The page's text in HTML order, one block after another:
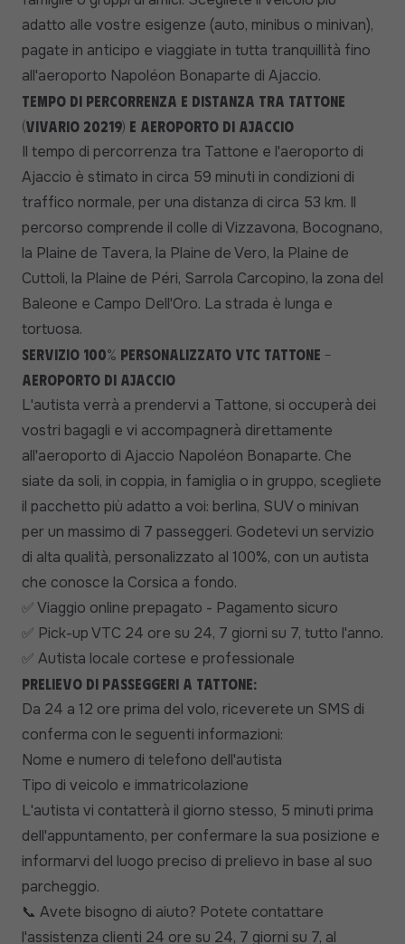
adatto alle vostre esigenze (auto, minibus o minivan),
pagate in anticipo e viaggiate in tutta tranquillità fino
all'aeroporto Napoléon Bonaparte di Ajaccio.
Tempo di percorrenza e distanza tra Tattone
(Vivario 20219) e aeroporto di Ajaccio
Il tempo di percorrenza tra Tattone e l'aeroporto di
Ajaccio è stimato in circa 59 minuti in condizioni di
traffico normale, per una distanza di circa 53 km. Il
percorso comprende il colle di Vizzavona, Bocognano,
la Plaine de Tavera, la Plaine de Vero, la Plaine de
Cuttoli, la Plaine de Péri, Sarrola Carcopino, la zona del
Baleone e Campo Dell'Oro. La strada è lunga e
tortuosa.
Servizio 100% personalizzato VTC Tattone -
Aeroporto di Ajaccio
L'autista verrà a prendervi a Tattone, si occuperà dei
vostri bagagli e vi accompagnerà direttamente
all'aeroporto di Ajaccio Napoléon Bonaparte. Che
siate da soli, in coppia, in famiglia o in gruppo, scegliete
il pacchetto più adatto a voi: berlina, SUV o minivan
per un massimo di 7 passeggeri. Godetevi un servizio
di alta qualità, personalizzato al 100%, con un autista
che conosce la Corsica a fondo.
✅ Viaggio online prepagato - Pagamento sicuro
✅ Pick-up VTC 24 ore su 24, 7 giorni su 7, tutto l'anno.
✅ Autista locale cortese e professionale
Prelievo di passeggeri a Tattone:
Da 24 a 12 ore prima del volo, riceverete un SMS di
conferma con le seguenti informazioni:
Nome e numero di telefono dell'autista
Tipo di veicolo e immatricolazione
L'autista vi contatterà il giorno stesso, 5 minuti prima
dell'appuntamento, per confermare la sua posizione e
informarvi del luogo preciso di prelievo in base al suo
parcheggio.
📞 Avete bisogno di aiuto? Potete contattare
l'assistenza clienti 24 ore su 24, 7 giorni su 7, al